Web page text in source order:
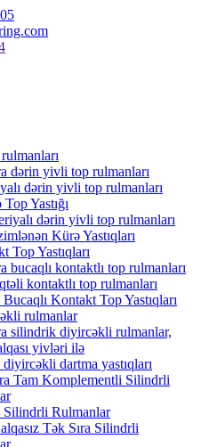
dərin yivli top rulmanları
dərin yivli top rulmanları
Yastığı
dərin yivli top rulmanları
Kürə Yastıqları
Top Yastıqları
bucaqlı kontaktlı top rulmanları
kontaktlı top rulmanları
Bucaqlı Kontakt Top Yastıqları
rulmanlar
silindrik diyircəkli rulmanlar,
yivləri ilə
dartma yastıqları
Tam Komplementli Silindrli
Silindrli Rulmanlar
Tək Sıra Silindrli